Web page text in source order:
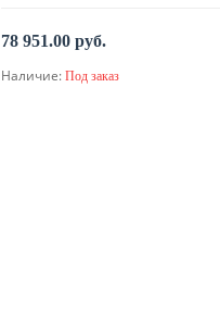
78 951.00 руб.
По запросу
Наличие: Под заказ